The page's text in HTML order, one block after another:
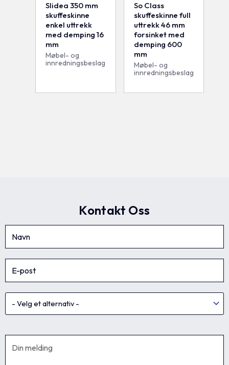
Slidea 350 mm
skuffeskinne
enkel uttrekk
med demping 16
mm
Møbel- og
innredningsbeslag
So Class
skuffeskinne full
uttrekk 46 mm
forsinket med
demping 600
mm
Møbel- og
innredningsbeslag
Kontakt Oss